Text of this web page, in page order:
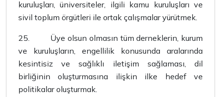
kuruluşları, üniversiteler, ilgili kamu kuruluşları ve
sivil toplum örgütleri ile ortak çalışmalar yürütmek.
25.
Üye olsun olmasın tüm derneklerin, kurum
ve kuruluşların, engellilik konusunda aralarında
kesintisiz ve sağlıklı iletişim sağlaması, dil
birliğinin oluşturmasına ilişkin ilke hedef ve
politikalar oluşturmak.